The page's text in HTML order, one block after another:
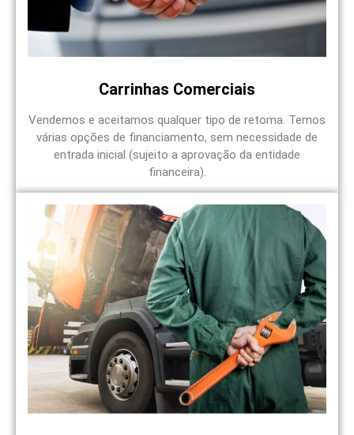
Carrinhas Comerciais
Vendemos e aceitamos qualquer tipo de retoma. Temos
várias opções de financiamento, sem necessidade de
entrada inicial (sujeito a aprovação da entidade
financeira).